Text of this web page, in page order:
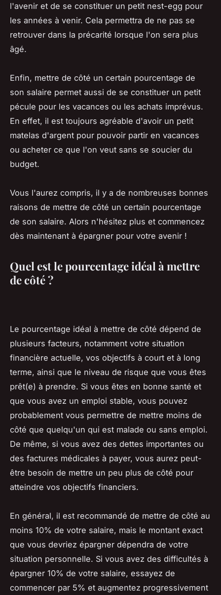
l'avenir et de se constituer un petit nest-egg pour
les années à venir. Cela permettra de ne pas se
retrouver dans la précarité lorsque l'on sera plus
âgé.
Enfin, mettre de côté un certain pourcentage de
son salaire permet aussi de se constituer un petit
pécule pour les vacances ou les achats imprévus.
En effet, il est toujours agréable d'avoir un petit
matelas d'argent pour pouvoir partir en vacances
ou acheter ce que l'on veut sans se soucier du
budget.
Vous l'aurez compris, il y a de nombreuses bonnes
raisons de mettre de côté un certain pourcentage
de son salaire. Alors n'hésitez plus et commencez
dès maintenant à épargner pour votre avenir !
Quel est le pourcentage idéal à mettre
de côté ?
Le pourcentage idéal à mettre de côté dépend de
plusieurs facteurs, notamment votre situation
financière actuelle, vos objectifs à court et à long
terme, ainsi que le niveau de risque que vous êtes
prêt(e) à prendre. Si vous êtes en bonne santé et
que vous avez un emploi stable, vous pouvez
probablement vous permettre de mettre moins de
côté que quelqu'un qui est malade ou sans emploi.
De même, si vous avez des dettes importantes ou
des factures médicales à payer, vous aurez peut-
être besoin de mettre un peu plus de côté pour
atteindre vos objectifs financiers.
En général, il est recommandé de mettre de côté au
moins 10% de votre salaire, mais le montant exact
que vous devriez épargner dépendra de votre
situation personnelle. Si vous avez des difficultés à
épargner 10% de votre salaire, essayez de
commencer par 5% et augmentez progressivement